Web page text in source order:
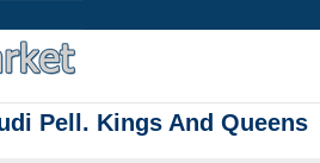
Pell. Kings And Queens